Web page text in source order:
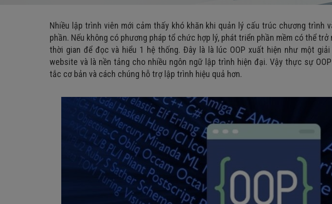
Nhiều lập trình viên mới cảm thấy khó khăn khi quản lý cấu trúc chương trình
phần. Nếu không có phương pháp tổ chức hợp lý, phát triển phần mềm có thể
thời gian để đọc và hiểu 1 hệ thống. Đây là là lúc OOP xuất hiện như một
website và là nền tảng cho nhiều ngôn ngữ lập trình hiện đại. Vậy thực sự
tắc cơ bản và cách chúng hỗ trợ lập trình hiệu quả hơn.